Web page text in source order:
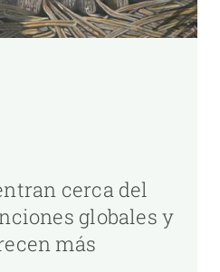
cerca del
globales y
más